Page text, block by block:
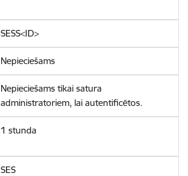
SESS<ID>
Nepieciešams
Nepieciešams tikai satura
administratoriem, lai autentificētos.
1 stunda
SES